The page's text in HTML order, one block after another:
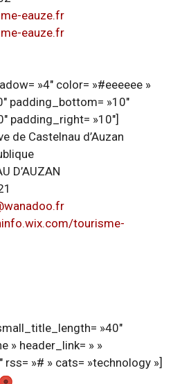
eauze.fr
eauze.fr
»4″ color= »#eeeeee »
padding_bottom= »10″
padding_right= »10″]
de Castelnau d’Auzan
D’AUZAN
tourisme-
»40″
» header_link= » »
rss= »# » cats= »technology »]